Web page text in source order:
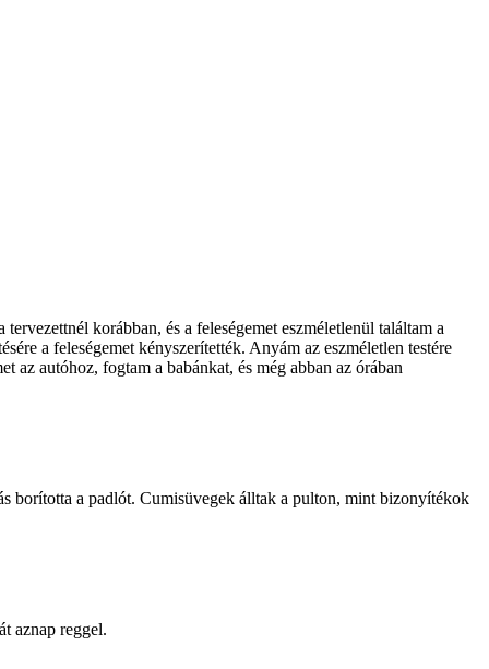
korábban, és a feleségemet eszméletlenül találtam a
a feleségemet kényszerítették. Anyám az eszméletlen testére
autóhoz, fogtam a babánkat, és még abban az órában
borította a padlót. Cumisüvegek álltak a pulton, mint bizonyítékok
aznap reggel.